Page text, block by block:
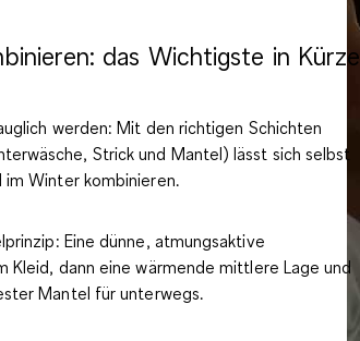
das Wichtigste in Kürze
werden:Mit den richtigen Schichten
Strick und Mantel) lässt sich selbst
Winter kombinieren.
Eine dünne, atmungsaktive
Kleid, dann eine wärmende mittlere Lage und
Mantel für unterwegs.